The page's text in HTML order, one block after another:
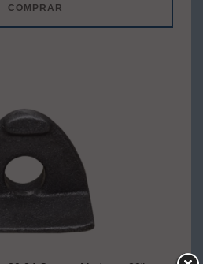
COMPRAR